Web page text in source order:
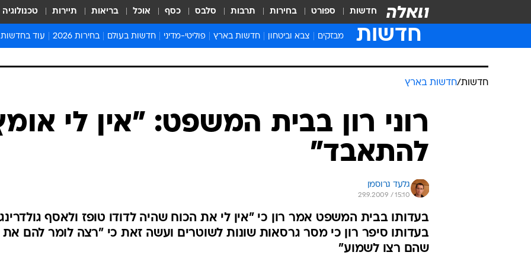
חדשות ספורט בחירות תרבות סלבס כסף אוכל בריאות תיירות טכנולוגיה
חדשות מבזקים צבא וביטחון חדשות בארץ
בריאות
פוליטי-מדיני חדשות בעולם
אסיה והפסיפיק
אפריקה
בחירות 2026 עוד בחדשות
מדע וסביבה
לוח שנה
חדשות יהדות
חדשות/חדשות בארץ
רוני רון בבית המשפט: "אין לי
להתאבד"
גלעד גרוסמן
29.9.2009 / 15:10
בעדותו בבית המשפט אמר רון כי "אין לי את הכוח שהיה לדודו טופז ולאסף
בעדותו סיפר רון כי מסר גרסאות שונות לשוטרים ועשה זאת כי "רצה לומר להם
שהם רצו לשמוע"